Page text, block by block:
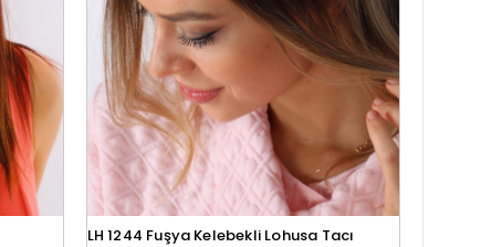
LH 1244 Fuşya Kelebekli Lohusa Tacı